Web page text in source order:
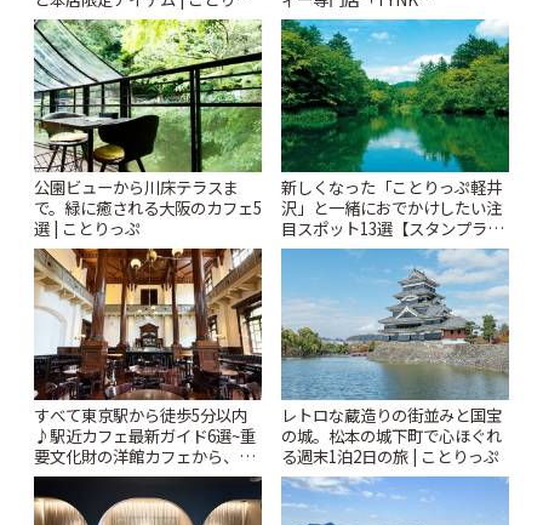
ぷ
Kabutocho」 | ことりっぷ
公園ビューから川床テラスま
で。緑に癒される大阪のカフェ5
選 | ことりっぷ
新しくなった「ことりっぷ軽井
沢」と一緒におでかけしたい注
目スポット13選【スタンプラリ
ー開催中】 | ことりっぷ
すべて東京駅から徒歩5分以内
♪駅近カフェ最新ガイド6選~重
要文化財の洋館カフェから、改
札すぐのレトロ喫茶まで~ | こと
りっぷ
レトロな蔵造りの街並みと国宝
の城。松本の城下町で心ほぐれ
る週末1泊2日の旅 | ことりっぷ